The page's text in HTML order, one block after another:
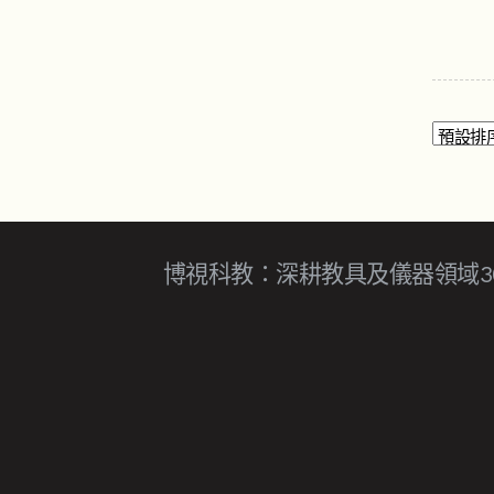
博視科教：深耕教具及儀器領域